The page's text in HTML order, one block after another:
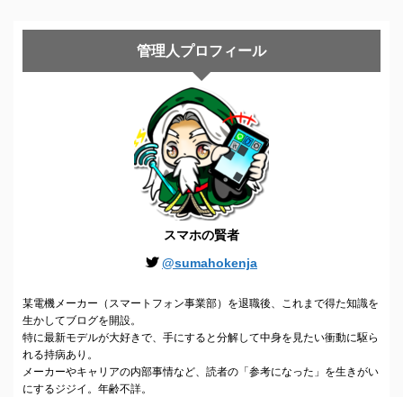
管理人プロフィール
スマホの賢者
@sumahokenja
某電機メーカー（スマートフォン事業部）を退職後、これまで得た知識を
生かしてブログを開設。
特に最新モデルが大好きで、手にすると分解して中身を見たい衝動に駆ら
れる持病あり。
メーカーやキャリアの内部事情など、読者の「参考になった」を生きがい
にするジジイ。年齢不詳。